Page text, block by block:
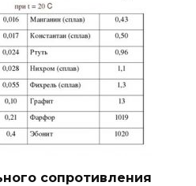
сопротивления